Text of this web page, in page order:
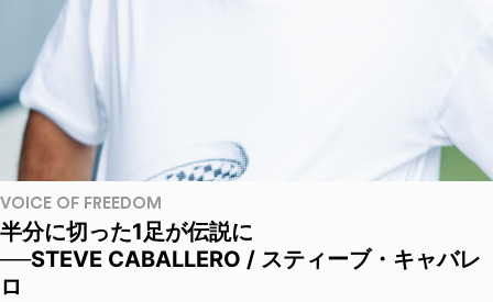
VOICE OF FREEDOM
半分に切った1足が伝説に
──STEVE CABALLERO / スティーブ・キャバレ
ロ